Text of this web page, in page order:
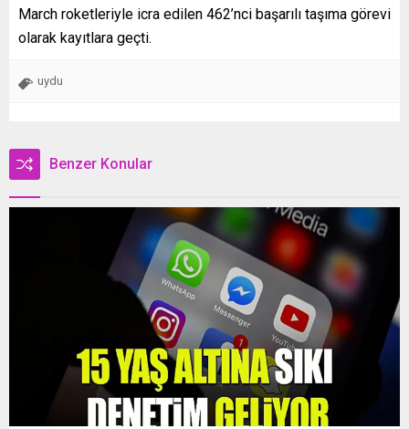
March roketleriyle icra edilen 462’nci başarılı taşıma görevi
olarak kayıtlara geçti.
uydu
Benzer Konular